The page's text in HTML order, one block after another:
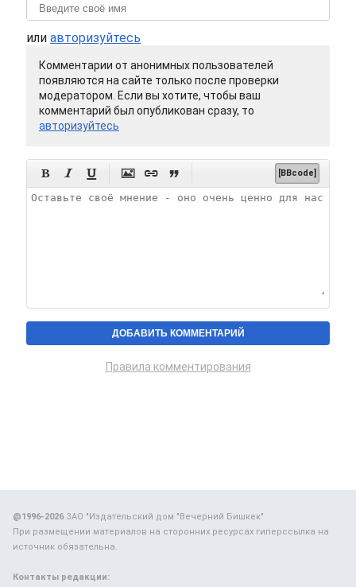
или авторизуйтесь
Комментарии от анонимных пользователей
появляются на сайте только после проверки
модератором. Если вы хотите, чтобы ваш
комментарий был опубликован сразу, то
авторизуйтесь
      [BBcode]
Правила комментирования
@1996-2026ЗАО "Издательский дом "Вечерний Бишкек"
При размещении материалов на сторонних ресурсах гиперссылка на
источник обязательна.
Контакты редакции: